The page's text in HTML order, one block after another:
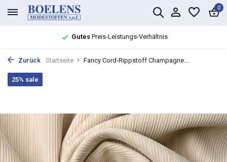
0
GutesPreis-Leistungs-Verhältnis
Zurück Startseite Fancy Cord-Rippstoff Champagne...
25% sale